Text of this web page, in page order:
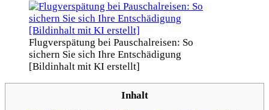
Flugverspätung bei Pauschalreisen: So
sichern Sie sich Ihre Entschädigung
[Bildinhalt mit KI erstellt]
Inhalt